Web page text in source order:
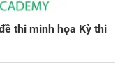
thi minh họa Kỳ thi